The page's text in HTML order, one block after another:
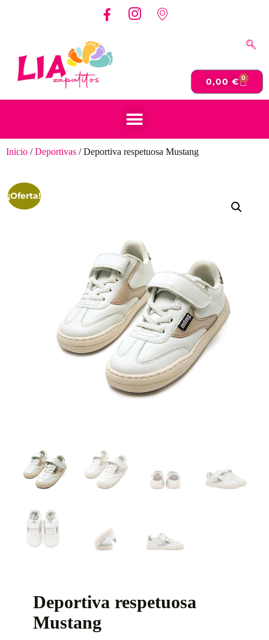
0,00€ 0
Inicio /Deportivas / Deportiva respetuosa Mustang
¡Oferta!
Deportiva respetuosa
Mustang